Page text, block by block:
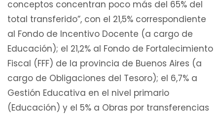
conceptos concentran poco más del 65% del
total transferido”, con el 21,5% correspondiente
al Fondo de Incentivo Docente (a cargo de
Educación); el 21,2% al Fondo de Fortalecimiento
Fiscal (FFF) de la provincia de Buenos Aires (a
cargo de Obligaciones del Tesoro); el 6,7% a
Gestión Educativa en el nivel primario
(Educación) y el 5% a Obras por transferencias